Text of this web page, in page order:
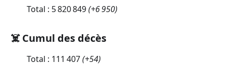
Total : 5 820 849(+6 950)
☠️ Cumul des décès
Total : 111 407(+54)